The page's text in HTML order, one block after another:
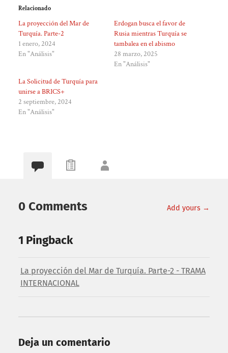
Relacionado
La proyección del Mar de
Turquía. Parte-2
1 enero, 2024
En "Análisis"
Erdogan busca el favor de
Rusia mientras Turquía se
tambalea en el abismo
28 marzo, 2025
En "Análisis"
La Solicitud de Turquía para
unirse a BRICS+
2 septiembre, 2024
En "Análisis"
0 Comments Add yours →
1 Pingback
La proyección del Mar de Turquía. Parte-2 - TRAMA
INTERNACIONAL
Deja un comentario